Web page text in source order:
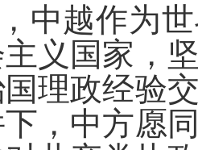
中越作为
义国家，
理政经验
，中方愿